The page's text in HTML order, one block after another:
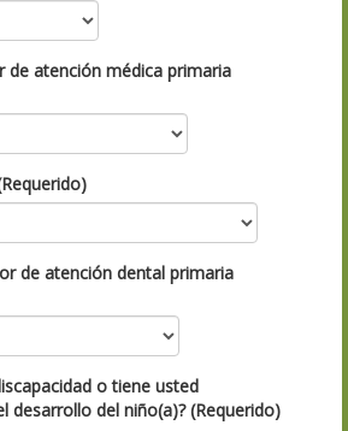
de atención médica primaria
de atención dental primaria
o tiene usted
desarrollo del niño(a)? (Requerido)